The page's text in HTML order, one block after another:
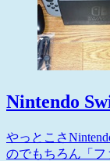
Nintendo
やっとこさ
のでもちろん「